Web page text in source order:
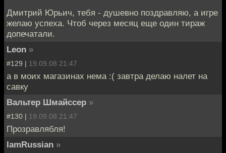
Дмитрий Юрьич, тебя - душевно поздравляю, а игре
желаю успеха. Чтоб через месяц еще один тираж
допечатали.
Leon »
#129 | 19.09.08 21:47
а в моих магазинах нема :( завтра делаю налет на
савку
Вальтер Шмайссер »
#130 | 19.09.08 21:47
Прозравлябля!
IamRussian »